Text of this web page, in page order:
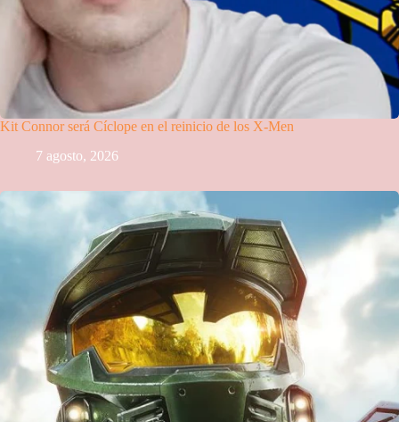
Kit Connor será Cíclope en el reinicio de los X-Men
7 agosto, 2026